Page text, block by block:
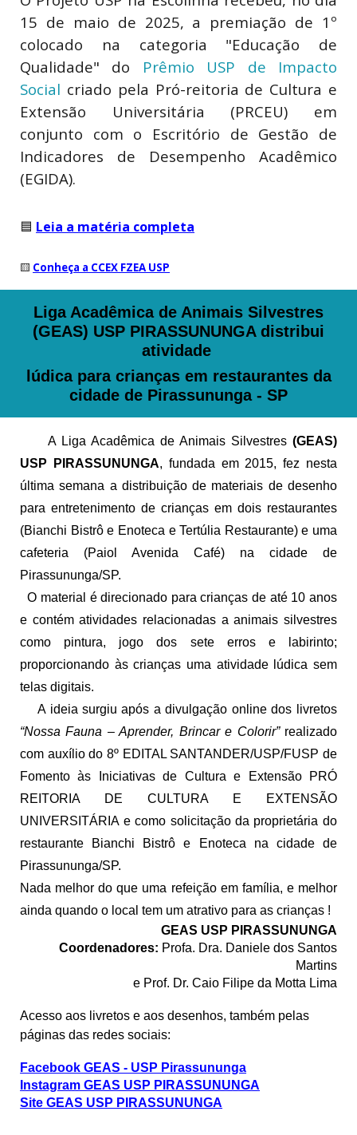
15 de maio de 2025, a premiação de 1º
colocado na categoria "Educação de
Qualidade" do Prêmio USP de Impacto
Social criado pela Pró-reitoria de Cultura e
Extensão Universitária (PRCEU) em
conjunto com o Escritório de Gestão de
Indicadores de Desempenho Acadêmico
(EGIDA).
🟦 Leia a matéria completa
🟨 Conheça a CCEX FZEA USP
Liga Acadêmica de Animais Silvestres
(GEAS) USP PIRASSUNUNGA distribui
atividade
lúdica para crianças em restaurantes da
cidade de Pirassununga - SP
A Liga Acadêmica de Animais Silvestres(GEAS)
USP PIRASSUNUNGA, fundada em 2015, fez nesta
última semana a distribuição de materiais de desenho
para entretenimento de crianças em dois restaurantes
(Bianchi Bistrô e Enoteca e Tertúlia Restaurante) e uma
cafeteria (Paiol Avenida Café) na cidade de
Pirassununga/SP.
O material é direcionado para crianças de até 10 anos
e contém atividades relacionadas a animais silvestres
como pintura, jogo dos sete erros e labirinto;
proporcionando às crianças uma atividade lúdica sem
telas digitais.
A ideia surgiu após a divulgação online dos livretos
“Nossa Fauna – Aprender, Brincar e Colorir” realizado
com auxílio do 8º EDITAL SANTANDER/USP/FUSP de
Fomento às Iniciativas de Cultura e Extensão PRÓ
REITORIA DE CULTURA E EXTENSÃO
UNIVERSITÁRIA e como solicitação da proprietária do
restaurante Bianchi Bistrô e Enoteca na cidade de
Pirassununga/SP.
Nada melhor do que uma refeição em família, e melhor
ainda quando o local tem um atrativo para as crianças !
GEAS USP PIRASSUNUNGA
Coordenadores: Profa. Dra. Daniele dos Santos
Martins
e Prof. Dr. Caio Filipe da Motta Lima
Acesso aos livretos e aos desenhos, também pelas
páginas das redes sociais:
Facebook GEAS - USP Pirassununga
Instagram GEAS USP PIRASSUNUNGA
Site GEAS USP PIRASSUNUNGA